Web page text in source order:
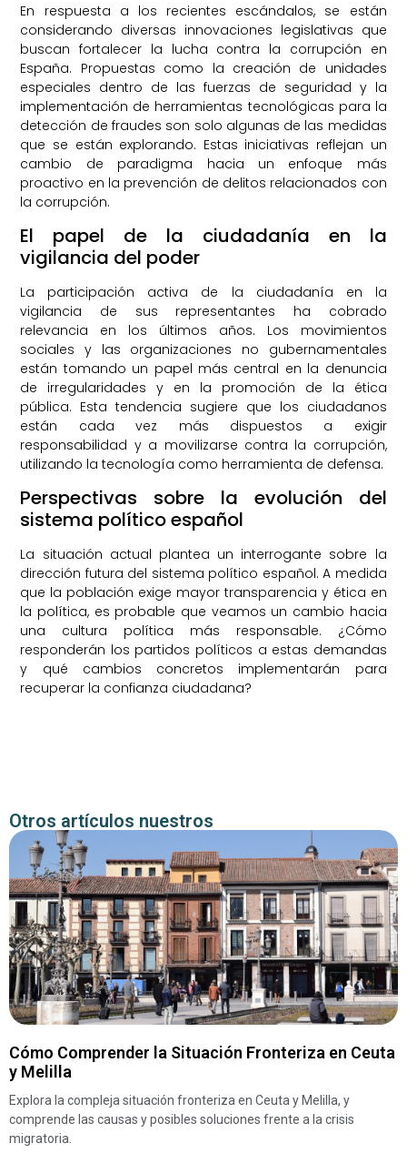
En respuesta a los recientes escándalos, se están
considerando diversas innovaciones legislativas que
buscan fortalecer la lucha contra la corrupción en
España. Propuestas como la creación de unidades
especiales dentro de las fuerzas de seguridad y la
implementación de herramientas tecnológicas para la
detección de fraudes son solo algunas de las medidas
que se están explorando. Estas iniciativas reflejan un
cambio de paradigma hacia un enfoque más
proactivo en la prevención de delitos relacionados con
la corrupción.
El papel de la ciudadanía en la
vigilancia del poder
La participación activa de la ciudadanía en la
vigilancia de sus representantes ha cobrado
relevancia en los últimos años. Los movimientos
sociales y las organizaciones no gubernamentales
están tomando un papel más central en la denuncia
de irregularidades y en la promoción de la ética
pública. Esta tendencia sugiere que los ciudadanos
están cada vez más dispuestos a exigir
responsabilidad y a movilizarse contra la corrupción,
utilizando la tecnología como herramienta de defensa.
Perspectivas sobre la evolución del
sistema político español
La situación actual plantea un interrogante sobre la
dirección futura del sistema político español. A medida
que la población exige mayor transparencia y ética en
la política, es probable que veamos un cambio hacia
una cultura política más responsable. ¿Cómo
responderán los partidos políticos a estas demandas
y qué cambios concretos implementarán para
recuperar la confianza ciudadana?
Otros artículos nuestros
Cómo Comprender la Situación Fronteriza en Ceuta
y Melilla
Explora la compleja situación fronteriza en Ceuta y Melilla, y
comprende las causas y posibles soluciones frente a la crisis
migratoria.